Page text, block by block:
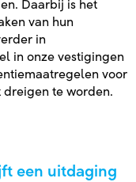
Daarbij is het
van hun
in
in onze vestigingen
voor
te worden.
een uitdaging